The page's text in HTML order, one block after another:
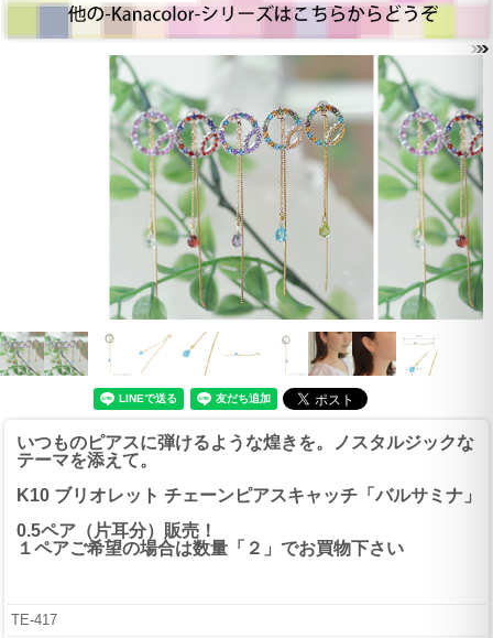
いつものピアスに弾けるような煌きを。ノスタルジックな
テーマを添えて。
K10 ブリオレット チェーンピアスキャッチ「バルサミナ」
0.5ペア（片耳分）販売！
１ペアご希望の場合は数量「２」でお買物下さい
TE-417